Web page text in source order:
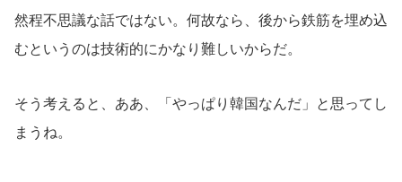
然程不思議な話ではない。何故なら、後から鉄筋を埋め込
むというのは技術的にかなり難しいからだ。
そう考えると、ああ、「やっぱり韓国なんだ」と思ってし
まうね。